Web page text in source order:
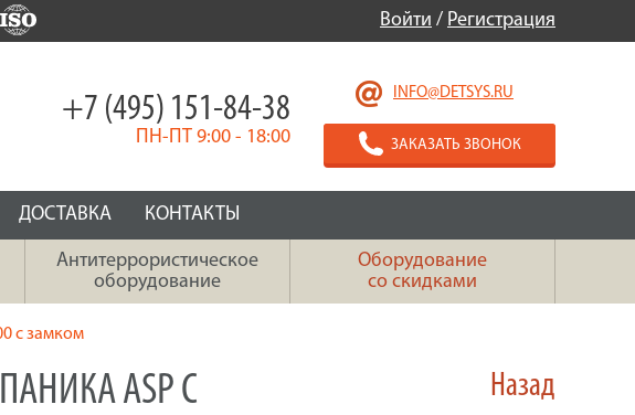
Войти / Регистрация
INFO@DETSYS.RU
ЗАКАЗАТЬ ЗВОНОК
+7 (495) 151-84-38
ПН-ПТ 9:00 - 18:00
ДОСТАВКА КОНТАКТЫ
Антитеррористическое
оборудование
Оборудование
со скидками
с замком
Назад
ASP С